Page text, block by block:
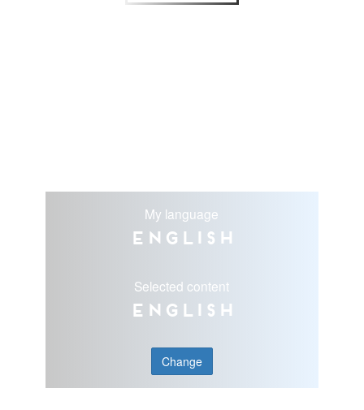
My language
English
Selected content
English
Change